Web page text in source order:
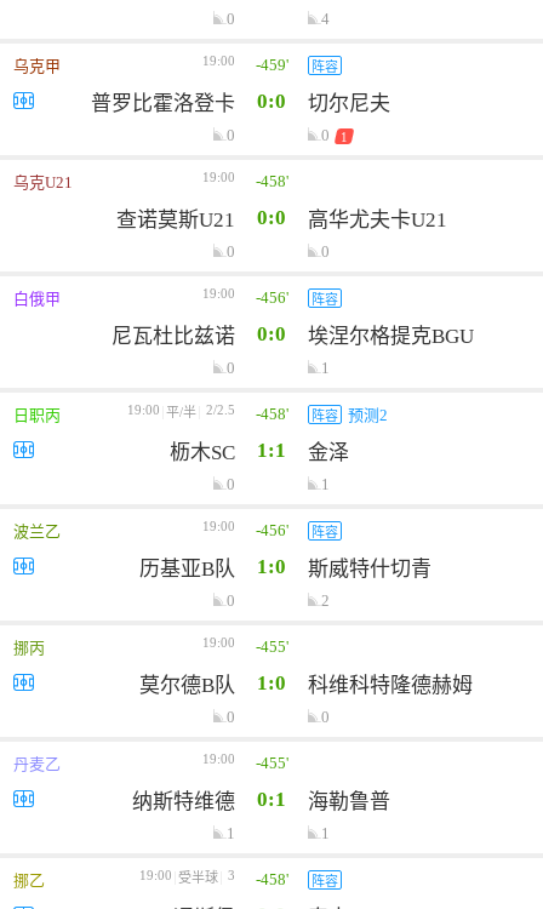
0 4
乌克甲 19:00 -459' 阵容
普罗比霍洛登卡 0:0 切尔尼夫
0 0 1
乌克U21 19:00 -458'
查诺莫斯U21 0:0 高华尤夫卡U21
0 0
白俄甲 19:00 -456' 阵容
尼瓦杜比兹诺 0:0 埃涅尔格提克BGU
0 1
日职丙 19:00 平/半 2/2.5 -458' 阵容 预测2
枥木SC 1:1 金泽
0 1
波兰乙 19:00 -456' 阵容
历基亚B队 1:0 斯威特什切青
0 2
挪丙 19:00 -455'
莫尔德B队 1:0 科维科特隆德赫姆
0 0
丹麦乙 19:00 -455'
纳斯特维德 0:1 海勒鲁普
1 1
挪乙 19:00 受半球 3 -458' 阵容